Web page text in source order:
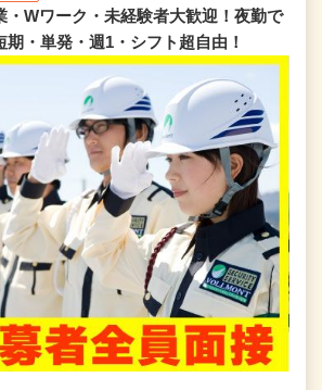
・Wワーク・未経験者大歓迎！夜勤で
・単発・週1・シフト超自由！